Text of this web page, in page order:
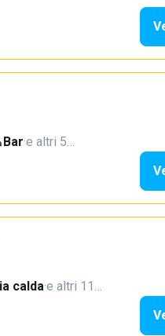
Bar·e altri 5…
calda·e altri 11…